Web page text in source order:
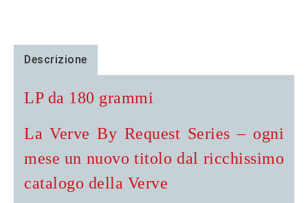
Descrizione
LP da 180 grammi
La Verve By Request Series – ogni
mese un nuovo titolo dal ricchissimo
catalogo della Verve